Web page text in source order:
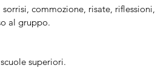
commozione, risate, riflessioni,
al gruppo.
superiori.